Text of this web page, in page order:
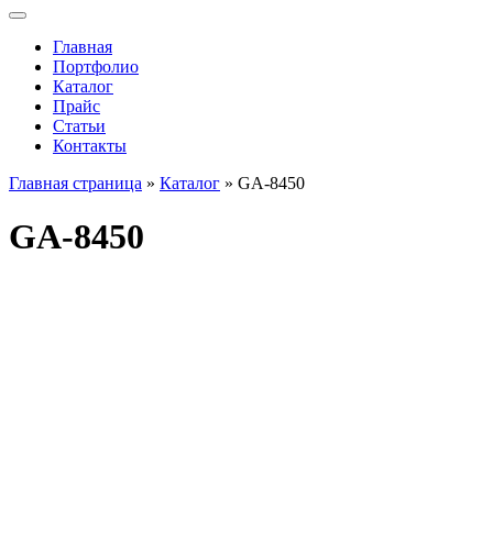
Главная
Портфолио
Каталог
Прайс
Статьи
Контакты
Главная страница » Каталог » GA-8450
GA-8450